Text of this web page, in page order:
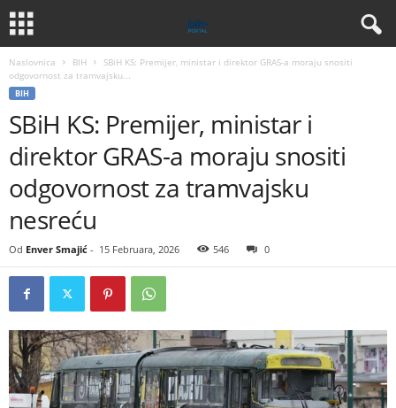
Naslovnica BIH
SBiH KS: Premijer, ministar i direktor GRAS-a moraju snositi
odgovornost za tramvajsku...
BIH
SBiH KS: Premijer, ministar i
direktor GRAS-a moraju snositi
odgovornost za tramvajsku
nesreću
Od Enver Smajić - 15 Februara, 2026 546 0